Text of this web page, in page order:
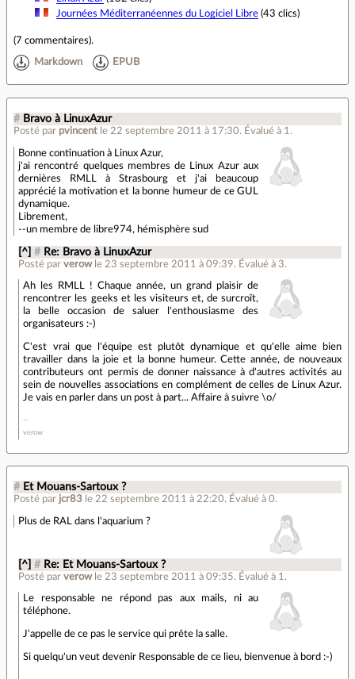
Journées Méditerranéennes du Logiciel Libre(43 clics)
(7 commentaires).
Markdown EPUB
# Bravo à LinuxAzur
Posté par pvincent le 22 septembre 2011 à 17:30. Évalué à 1 .
Bonne continuation à Linux Azur,
j'ai rencontré quelques membres de Linux Azur aux
dernières RMLL à Strasbourg et j'ai beaucoup
apprécié la motivation et la bonne humeur de ce GUL
dynamique.
Librement,
--un membre de libre974, hémisphère sud
[^] # Re: Bravo à LinuxAzur
Posté parverow le 23 septembre 2011 à 09:39. Évalué à 3.
Ah les RMLL ! Chaque année, un grand plaisir de
rencontrer les geeks et les visiteurs et, de surcroît,
la belle occasion de saluer l'enthousiasme des
organisateurs :-)
C'est vrai que l'équipe est plutôt dynamique et qu'elle aime bien
travailler dans la joie et la bonne humeur. Cette année, de nouveaux
contributeurs ont permis de donner naissance à d'autres activités au
sein de nouvelles associations en complément de celles de Linux Azur.
Je vais en parler dans un post à part... Affaire à suivre \o/
verow
# Et Mouans-Sartoux ?
Posté par jcr83 le 22 septembre 2011 à 22:20. Évalué à 0.
Plus de RAL dans l'aquarium ?
[^] # Re: Et Mouans-Sartoux ?
Posté parverow le 23 septembre 2011 à 09:35. Évalué à 1 .
Le responsable ne répond pas aux mails, ni au
téléphone.
J'appelle de ce pas le service qui prête la salle.
Si quelqu'un veut devenir Responsable de ce lieu, bienvenue à bord :-)